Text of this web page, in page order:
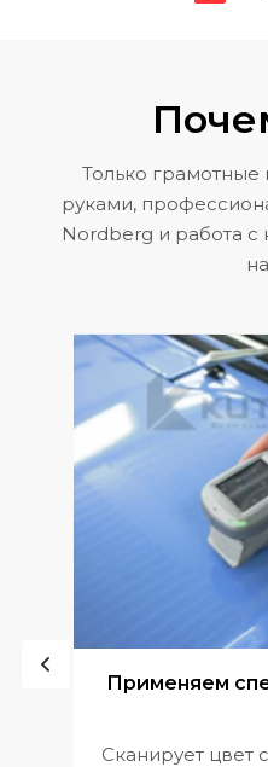
Только грамотные
руками,
Nordberg и работа
Применяем
Сканирует цвет